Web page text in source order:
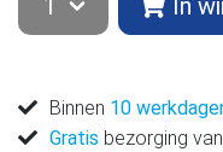
In
Binnen 10
Gratis bezorging